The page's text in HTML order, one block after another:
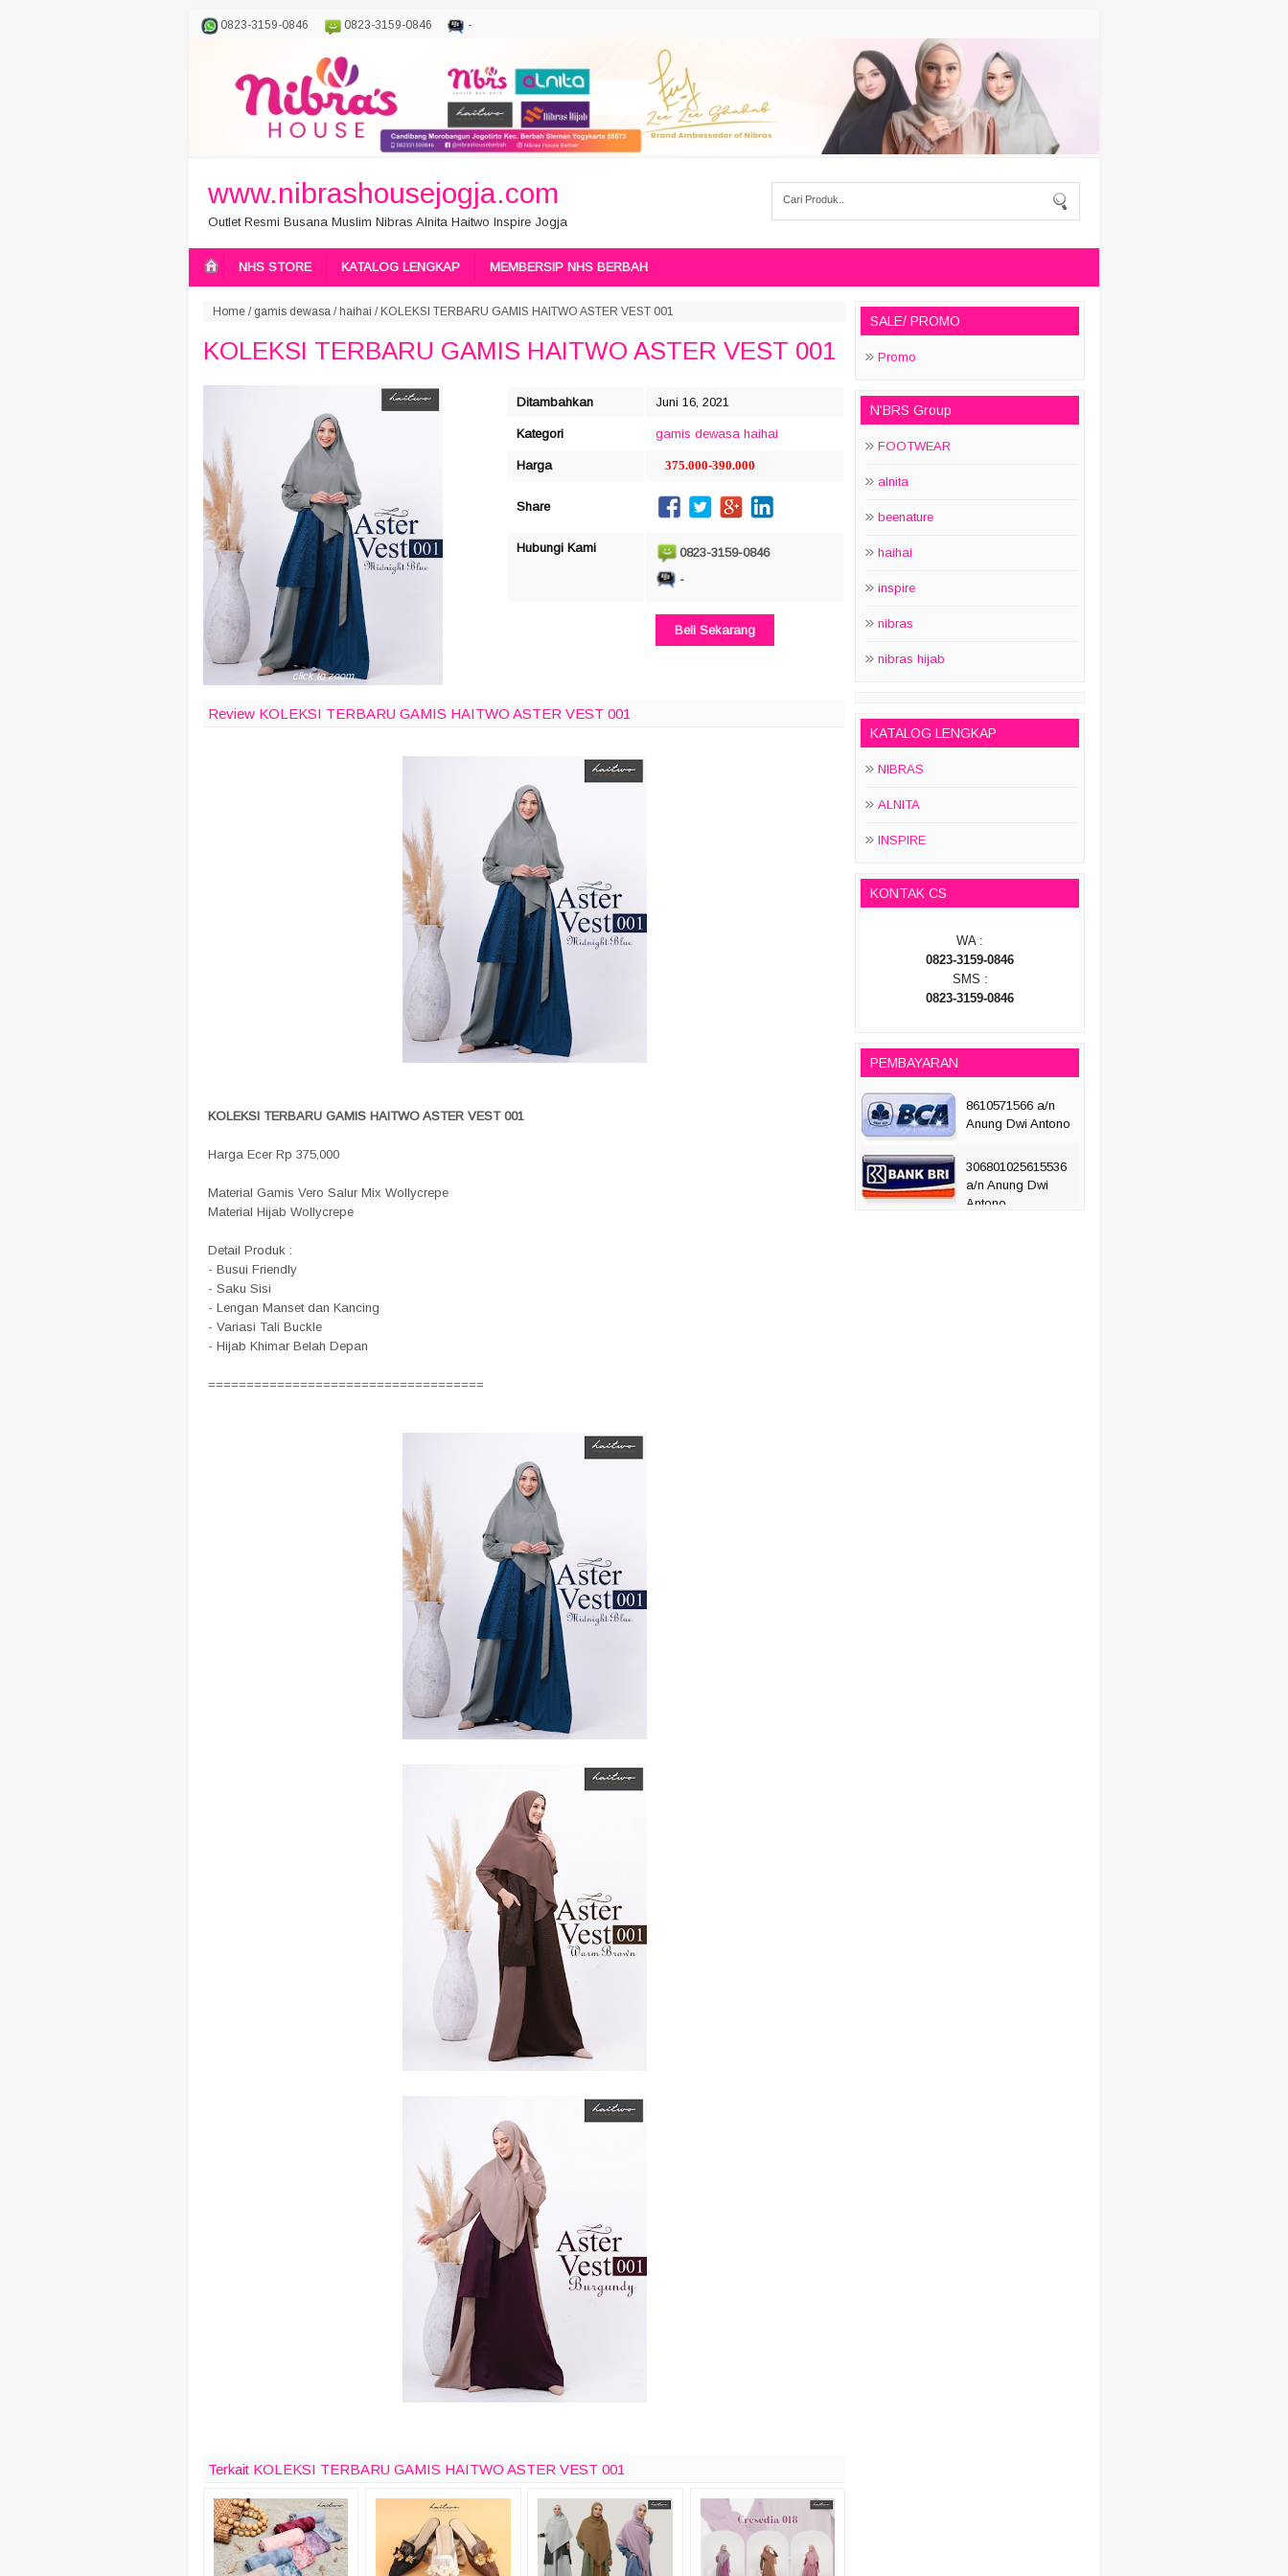
0823-3159-0846 0823-3159-0846 -
www.nibrashousejogja.com
Outlet Resmi Busana Muslim Nibras Alnita Haitwo Inspire Jogja
NHS STORE KATALOG LENGKAP MEMBERSIP NHS BERBAH
Home / gamis dewasa / haihai / KOLEKSI TERBARU GAMIS HAITWO ASTER VEST 001
KOLEKSI TERBARU GAMIS HAITWO ASTER VEST 001
click to zoom
Ditambahkan Juni 16, 2021
Kategori gamis dewasa haihai
Harga 375.000-390.000
Share
Hubungi Kami
0823-3159-0846
-
Beli Sekarang
Review KOLEKSI TERBARU GAMIS HAITWO ASTER VEST 001
KOLEKSI TERBARU GAMIS HAITWO ASTER VEST 001
Harga Ecer Rp 375,000
Material Gamis Vero Salur Mix Wollycrepe
Material Hijab Wollycrepe
Detail Produk :
- Busui Friendly
- Saku Sisi
- Lengan Manset dan Kancing
- Variasi Tali Buckle
- Hijab Khimar Belah Depan
====================================
Terkait KOLEKSI TERBARU GAMIS HAITWO ASTER VEST 001
SALE/ PROMO
Promo
N'BRS Group
FOOTWEAR
alnita
beenature
haihai
inspire
nibras
nibras hijab
KATALOG LENGKAP
NIBRAS
ALNITA
INSPIRE
KONTAK CS
WA :
0823-3159-0846
SMS :
0823-3159-0846
PEMBAYARAN
8610571566 a/n
Anung Dwi Antono
306801025615536
a/n Anung Dwi
Antono